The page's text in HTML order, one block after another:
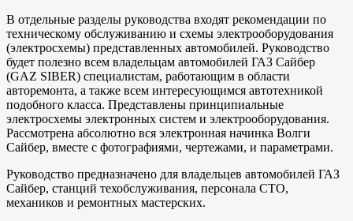
В отдельные разделы руководства входят рекомендации по
техническому обслуживанию и схемы электрооборудования
(электросхемы) представленных автомобилей. Руководство
будет полезно всем владельцам автомобилей ГАЗ Сайбер
(GAZ SIBER) специалистам, работающим в области
авторемонта, а также всем интересующимся автотехникой
подобного класса. Представлены принципиальные
электросхемы электронных систем и электрооборудования.
Рассмотрена абсолютно вся электронная начинка Волги
Сайбер, вместе с фотографиями, чертежами, и параметрами.
Руководство предназначено для владельцев автомобилей ГАЗ
Сайбер, станций техобслуживания, персонала СТО,
механиков и ремонтных мастерских.